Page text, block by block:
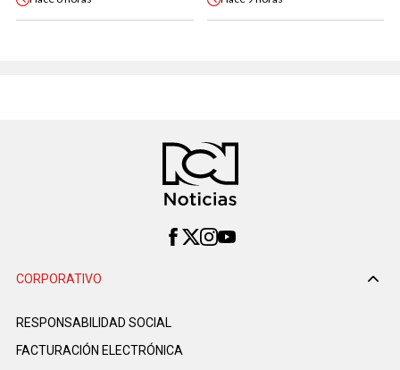
CORPORATIVO
RESPONSABILIDAD SOCIAL
FACTURACIÓN ELECTRÓNICA